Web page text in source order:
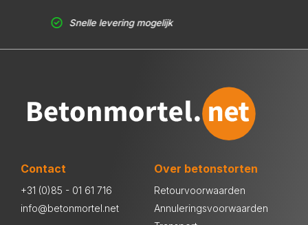
Snelle levering mogelijk
Contact
+31 (0)85 - 01 61 716
info@betonmortel.net
Over betonstorten
Retourvoorwaarden
Annuleringsvoorwaarden